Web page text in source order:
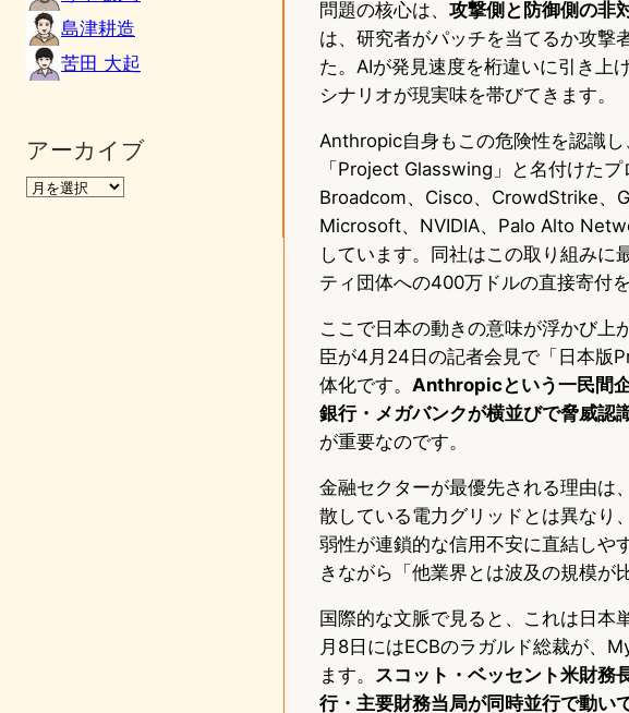
島津耕造
苦田 大起
アーカイブ
問題の核心は、 攻撃側と防御側の非
は、研究者がパッチを当てるか攻撃
た。AIが発見速度を桁違いに引き上
シナリオが現実味を帯びてきます。
Anthropic自身もこの危険性を認識
「Project Glasswing」と名付けた
Broadcom、Cisco、CrowdStrike、
Microsoft、NVIDIA、Palo Alto
しています。同社はこの取り組みに
ティ団体への400万ドルの直接寄付
ここで日本の動きの意味が浮かび上
臣が4月24日の記者会見で「日本版
体化です。 Anthropicという一民間
銀行・メガバンクが横並びで脅威認
が重要なのです。
金融セクターが最優先される理由は
散している電力グリッドとは異なり
弱性が連鎖的な信用不安に直結しや
きながら「他業界とは波及の規模が
国際的な文脈で見ると、これは日本
月8日にはECBのラガルド総裁が、
ます。
スコット・ベッセント米財務
行・主要財務当局が同時並行で動い